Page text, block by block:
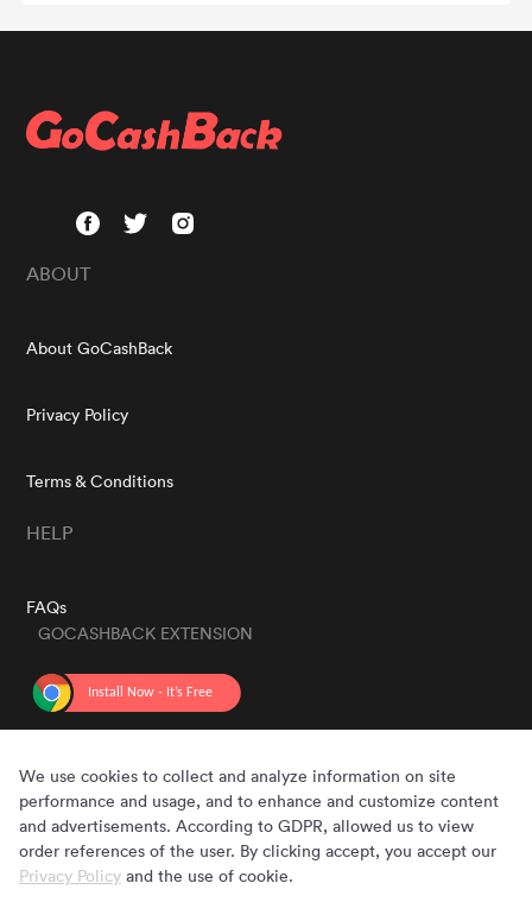
ABOUT
About GoCashBack
Privacy Policy
Terms & Conditions
HELP
FAQs
GOCASHBACK EXTENSION
We use cookies to collect and analyze information on site
performance and usage, and to enhance and customize content
and advertisements. According to GDPR, allowed us to view
order references of the user. By clicking accept, you accept our
Privacy Policy and the use of cookie.